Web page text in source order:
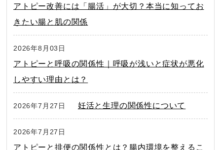
アトピー改善には「腸活」が大切？本当に知ってお
きたい腸と肌の関係
2026年8月03日
アトピーと呼吸の関係性｜呼吸が浅いと症状が悪化
しやすい理由とは？
2026年7月27日 妊活と生理の関係性について
2026年7月27日
アトピーと排便の関係性とは？腸内環境を整えるこ